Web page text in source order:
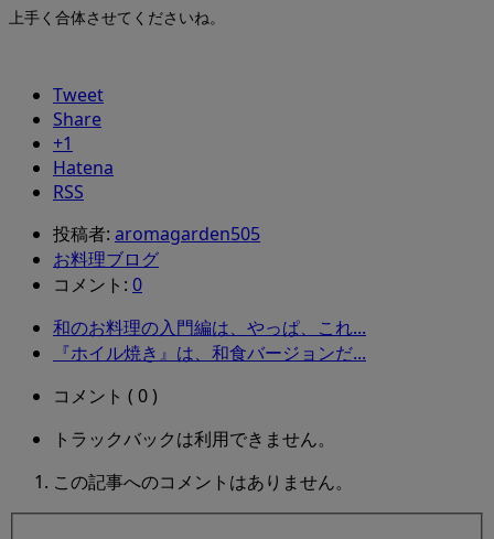
上手く合体させてくださいね。
Tweet
Share
+1
Hatena
RSS
投稿者: aromagarden505
お料理ブログ
コメント: 0
和のお料理の入門編は、やっぱ、これ...
『ホイル焼き』は、和食バージョンだ...
コメント ( 0 )
トラックバックは利用できません。
この記事へのコメントはありません。